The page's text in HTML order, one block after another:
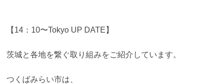
【14：10〜Tokyo UP DATE】
茨城と各地を繋ぐ取り組みをご紹介しています。
つくばみらい市は、